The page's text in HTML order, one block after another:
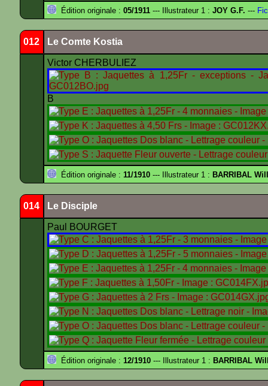
Édition originale : 05/1911 --- Illustrateur 1 : JOY G.F. ---
012 Le Comte Kostia
Victor CHERBULIEZ
B
Édition originale : 11/1910 --- Illustrateur 1 : BARRIBAL
014 Le Disciple
Paul BOURGET
Édition originale : 12/1910 --- Illustrateur 1 : BARRIBAL